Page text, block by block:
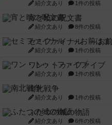
紹介文あり 1件の投稿
宵と暁の呪文書
紹介文あり 8件の投稿
セミファイナル ～お
紹介文あり 1件の投稿
ワン・トゥ・ファイブ
紹介文あり 1件の投稿
南北戦争
紹介文あり 1件の投稿
ふたつの城の物語
紹介文あり 6件の投稿